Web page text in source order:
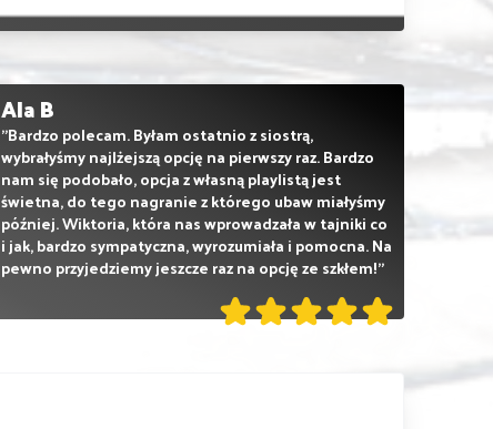
Ala B
"Bardzo polecam. Byłam ostatnio z siostrą,
wybrałyśmy najlżejszą opcję na pierwszy raz. Bardzo
nam się podobało, opcja z własną playlistą jest
świetna, do tego nagranie z którego ubaw miałyśmy
później. Wiktoria, która nas wprowadzała w tajniki co
i jak, bardzo sympatyczna, wyrozumiała i pomocna. Na
pewno przyjedziemy jeszcze raz na opcję ze szkłem!"